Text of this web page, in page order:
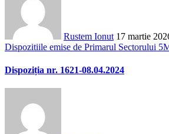
Rustem Ionut 17 martie
Dispozitiile emise de Primarul Sectorului 5
Dispoziția nr. 1621-08.04.2024